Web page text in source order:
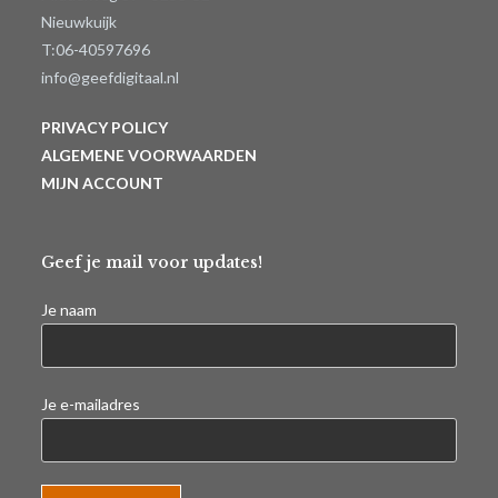
Nieuwkuijk
T:06-40597696
info@geefdigitaal.nl
PRIVACY POLICY
ALGEMENE VOORWAARDEN
MIJN ACCOUNT
Geef je mail voor updates!
Je naam
Je e-mailadres